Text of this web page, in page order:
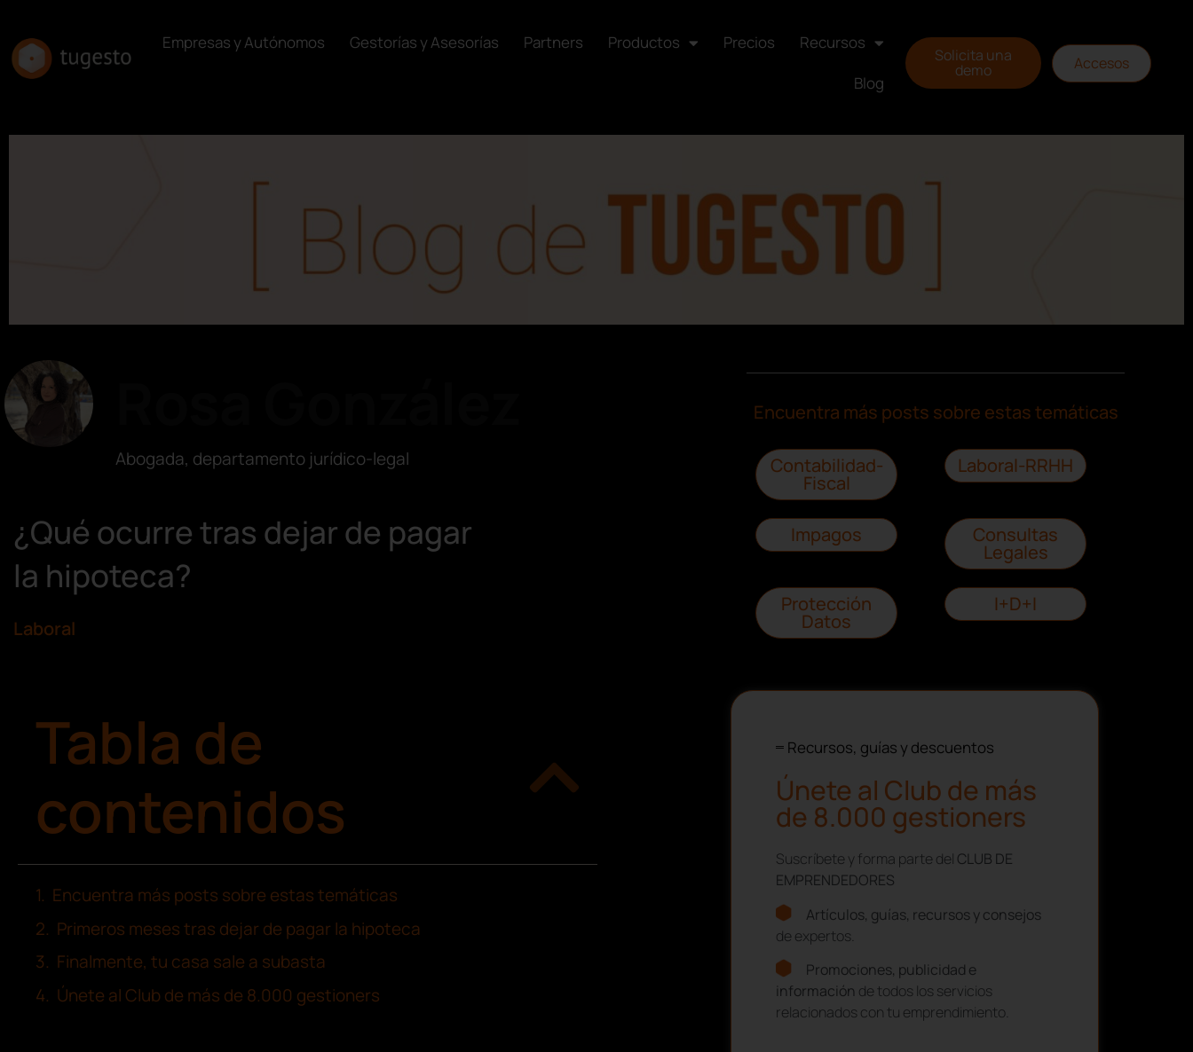
Empresas y Autónomos Gestorías y Asesorías Partners Productos Precios
Recursos
Blog
Solicita una
demo Accesos
Abogada, departamento jurídico-legal
¿Qué ocurre tras dejar de pagar
la hipoteca?
Laboral
Encuentra más posts sobre estas temáticas
Contabilidad-
Fiscal
Laboral-RRHH
Impagos Consultas
Legales
Protección
Datos
I+D+I
Tabla de
contenidos
Encuentra más posts sobre estas temáticas
Primeros meses tras dejar de pagar la hipoteca
Finalmente, tu casa sale a subasta
Únete al Club de más de 8.000 gestioners
Recursos, guías y descuentos
Únete al Club de más
de 8.000 gestioners
Suscríbete y forma parte del CLUB DE
EMPRENDEDORES
Artículos, guías, recursos y consejos
de expertos.
Promociones, publicidad e
información de todos los servicios
relacionados con tu emprendimiento.